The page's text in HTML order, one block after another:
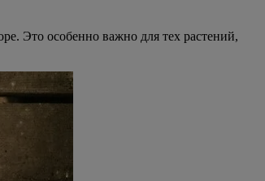
Это особенно важно для тех растений,